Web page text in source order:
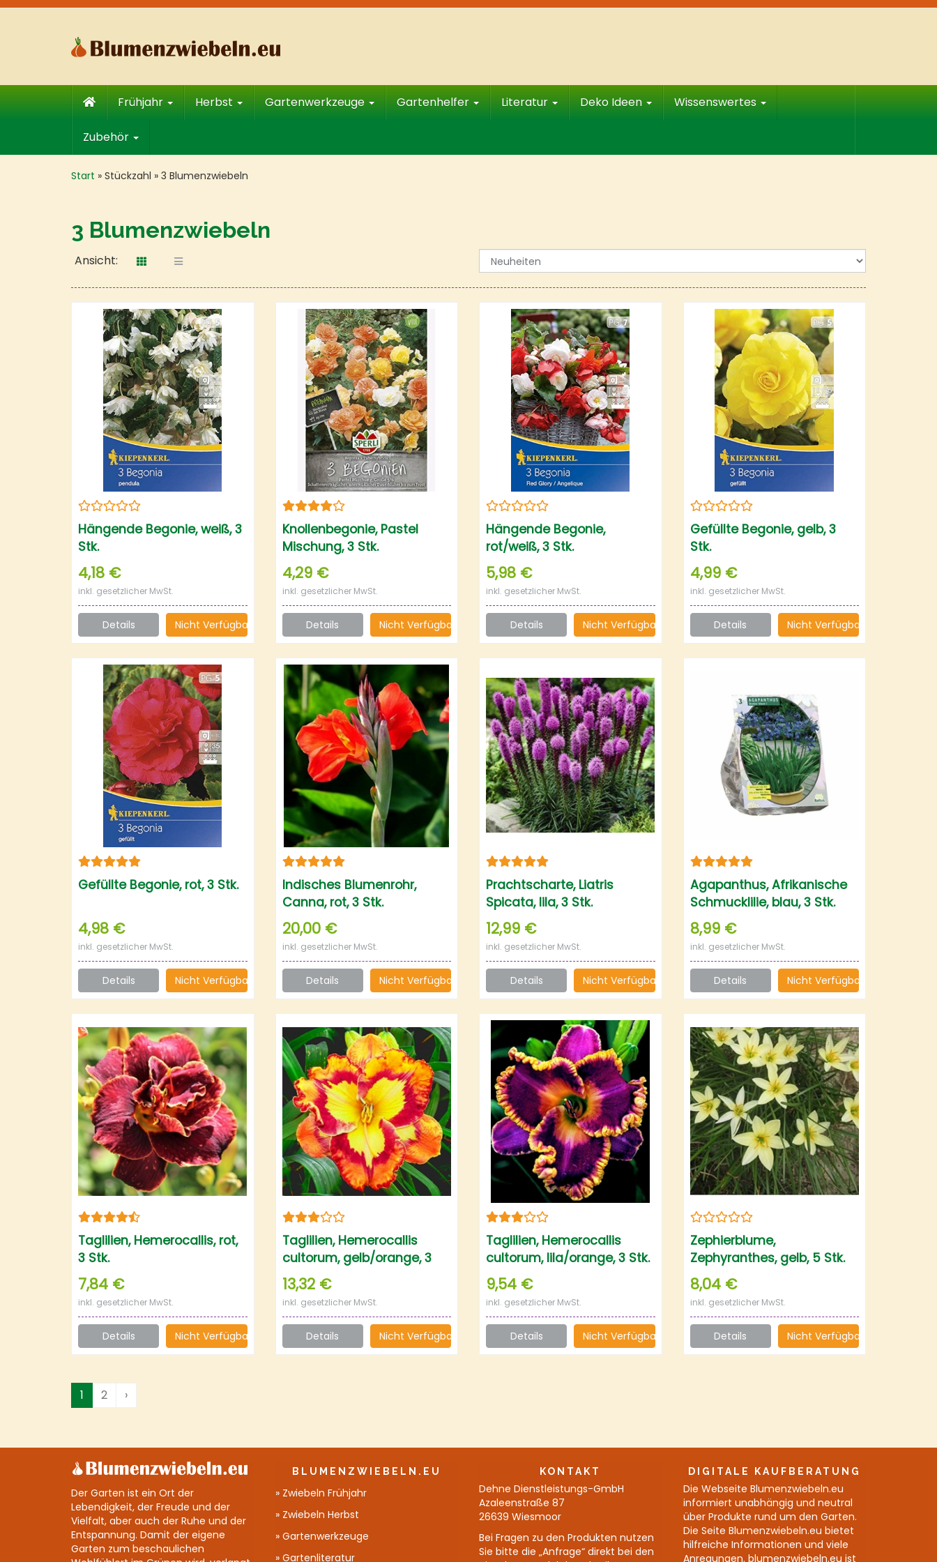
Skip
Frühjahr Herbst Gartenwerkzeuge Gartenhelfer Literatur Deko Ideen Wissenswertes
Zubehör
Start » Stückzahl » 3 Blumenzwiebeln
3 Blumenzwiebeln
Ansicht:
Hängende Begonie, weiß, 3
Stk.
4,18 €
inkl. gesetzlicher MwSt.
Details Nicht Verfügbar
Knollenbegonie, Pastel
Mischung, 3 Stk.
4,29 €
inkl. gesetzlicher MwSt.
Details Nicht Verfügbar
Hängende Begonie,
rot/weiß, 3 Stk.
5,98 €
inkl. gesetzlicher MwSt.
Details Nicht Verfügbar
Gefüllte Begonie, gelb, 3
Stk.
4,99 €
inkl. gesetzlicher MwSt.
Details Nicht Verfügbar
Gefüllte Begonie, rot, 3 Stk.
4,98 €
inkl. gesetzlicher MwSt.
Details Nicht Verfügbar
Indisches Blumenrohr,
Canna, rot, 3 Stk.
20,00 €
inkl. gesetzlicher MwSt.
Details Nicht Verfügbar
Prachtscharte, Liatris
Spicata, lila, 3 Stk.
12,99 €
inkl. gesetzlicher MwSt.
Details Nicht Verfügbar
Agapanthus, Afrikanische
Schmucklilie, blau, 3 Stk.
8,99 €
inkl. gesetzlicher MwSt.
Details Nicht Verfügbar
Taglilien, Hemerocallis, rot,
3 Stk.
7,84 €
inkl. gesetzlicher MwSt.
Details Nicht Verfügbar
Taglilien, Hemerocallis
cultorum, gelb/orange, 3
Stk.
13,32 €
inkl. gesetzlicher MwSt.
Details Nicht Verfügbar
Taglilien, Hemerocallis
cultorum, lila/orange, 3 Stk.
9,54 €
inkl. gesetzlicher MwSt.
Details Nicht Verfügbar
Zephierblume,
Zephyranthes, gelb, 5 Stk.
8,04 €
inkl. gesetzlicher MwSt.
Details Nicht Verfügbar
1 2 ›
Der Garten ist ein Ort der
Lebendigkeit, der Freude und der
Vielfalt, aber auch der Ruhe und der
Entspannung. Damit der eigene
Garten zum beschaulichen
BLUMENZWIEBELN.EU
Zwiebeln Frühjahr
Zwiebeln Herbst
Gartenwerkzeuge
Gartenliteratur
KONTAKT
Dehne Dienstleistungs-GmbH
Azaleenstraße 87
26639 Wiesmoor
Bei Fragen zu den Produkten nutzen
Sie bitte die „Anfrage“ direkt bei den
DIGITALE KAUFBERATUNG
Die Webseite Blumenzwiebeln.eu
informiert unabhängig und neutral
über Produkte rund um den Garten.
Die Seite Blumenzwiebeln.eu bietet
hilfreiche Informationen und viele
Anregungen. blumenzwiebeln.eu ist